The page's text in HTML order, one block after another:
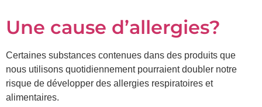
Une cause d’allergies?
Certaines substances contenues dans des produits que
nous utilisons quotidiennement pourraient doubler notre
risque de développer des allergies respiratoires et
alimentaires.
infolettre.
Prénom
*
Courriel